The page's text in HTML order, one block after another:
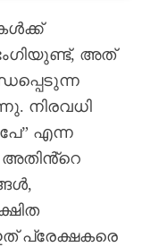
അത്
നിരവധി
എന്ന
അതിൻ്റെ
പ്രേക്ഷകരെ